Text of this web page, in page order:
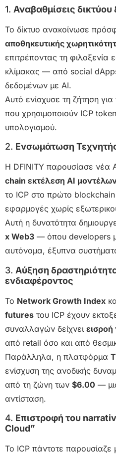
1. Αναβαθμίσεις
Το δίκτυο ανακοίνωσε
αποθηκευτικής
επιτρέποντας τη
κλίμακας — από social
δεδομένων με AI.
Αυτό ενίσχυσε τη ζήτηση
που χρησιμοποιούν ICP
υπολογισμού.
2. Ενσωμάτωση
Η DFINITY παρουσίασε νέα
chain εκτέλεση AI
το ICP στο πρώτο blockchain
εφαρμογές χωρίς
Αυτή η δυνατότητα
x Web3 — όπου developers
αυτόνομα, έξυπνα
3. Αύξηση
ενδιαφέροντος
Το Network Growth Index
futures του ICP έχουν
συναλλαγών δείχνει
από retail όσο και από
Παράλληλα, η πλατφόρμα
ενίσχυση της ανοδικής
από τη ζώνη των $6.00 —
αντίσταση.
4. Επιστροφή του
Cloud”
Το ICP πάντοτε παρουσίαζε